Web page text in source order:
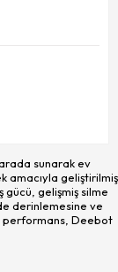
sunarak ev
amacıyla geliştirilmiş
gelişmiş silme
derinlemesine ve
performans, Deebot